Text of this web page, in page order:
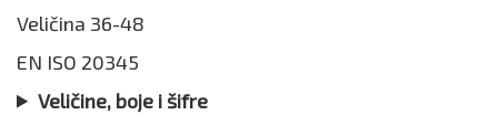
Veličina 36-48
EN ISO 20345
Veličine, boje i šifre